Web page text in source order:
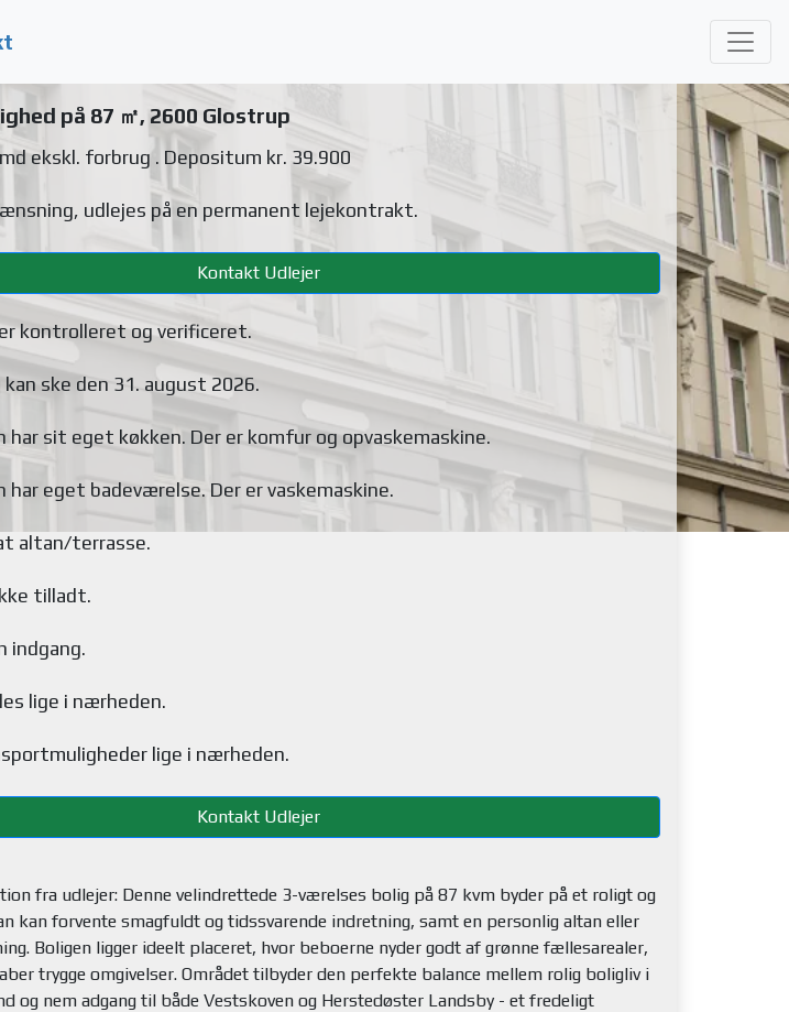
på 87 ㎡, 2600 Glostrup
ekskl. forbrug. Depositum kr. 39.900
udlejes på en permanent lejekontrakt.
Kontakt Udlejer
kontrolleret og verificeret.
ske den 31. august 2026.
har sit eget køkken. Der er komfur og opvaskemaskine.
har eget badeværelse. Der er vaskemaskine.
altan/terrasse.
tilladt.
indgang.
lige i nærheden.
lige i nærheden.
Kontakt Udlejer
fra udlejer: Denne velindrettede 3-værelses bolig på 87 kvm byder på et roligt og
kan forvente smagfuldt og tidssvarende indretning, samt en personlig altan eller
Boligen ligger ideelt placeret, hvor beboerne nyder godt af grønne fællesarealer,
trygge omgivelser. Området tilbyder den perfekte balance mellem rolig boligliv i
og nem adgang til både Vestskoven og Herstedøster Landsby - et fredeligt